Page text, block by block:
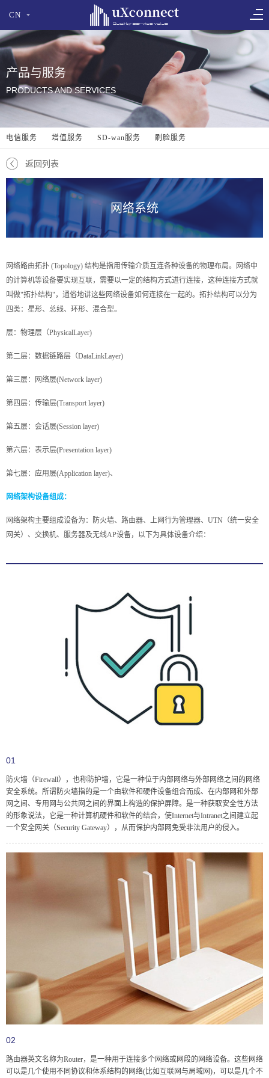
CN
产品与服务
PRODUCTS AND SERVICES
电信服务 增值服务 SD-wan服务 刷脸服务
返回列表
网络系统
网络路由拓扑 (Topology) 结构是指用传输介质互连各种设备的物理布局。网络中
的计算机等设备要实现互联，需要以一定的结构方式进行连接，这种连接方式就
叫做"拓扑结构"，通俗地讲这些网络设备如何连接在一起的。拓扑结构可以分为
四类：星形、总线、环形、混合型。
层：物理层（PhysicalLayer)
第二层：数据链路层（DataLinkLayer)
第三层：网络层(Network layer)
第四层：传输层(Transport layer)
第五层：会话层(Session layer)
第六层：表示层(Presentation layer)
第七层：应用层(Application layer)、
网络架构设备组成：
网络架构主要组成设备为：防火墙、路由器、上网行为管理器、UTN（统一安全
网关）、交换机、服务器及无线AP设备，以下为具体设备介绍：
01
防火墙（Firewall），也称防护墙，它是一种位于内部网络与外部网络之间的网络
安全系统。所谓防火墙指的是一个由软件和硬件设备组合而成、在内部网和外部
网之间、专用网与公共网之间的界面上构造的保护屏障。是一种获取安全性方法
的形象说法，它是一种计算机硬件和软件的结合，使Internet与Intranet之间建立起
一个安全网关（Security Gateway），从而保护内部网免受非法用户的侵入。
02
路由器英文名称为Router，是一种用于连接多个网络或网段的网络设备。这些网络
可以是几个使用不同协议和体系结构的网络(比如互联网与局域网)，可以是几个不